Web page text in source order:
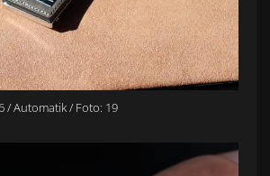
/ Automatik / Foto: 19